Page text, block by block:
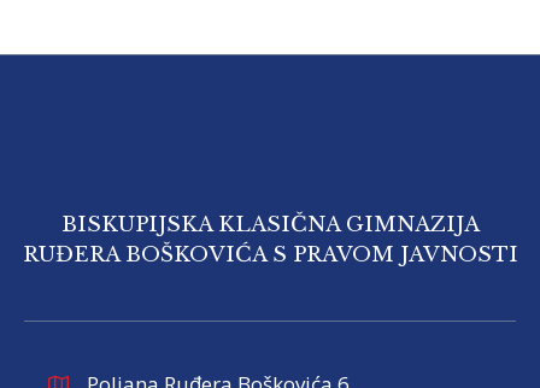
BISKUPIJSKA KLASIČNA GIMNAZIJA
RUĐERA BOŠKOVIĆA S PRAVOM JAVNOSTI